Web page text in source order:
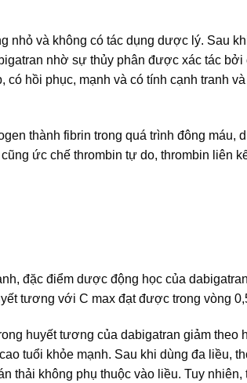
nhỏ và không có tác dụng dược lý. Sau
nhờ sự thủy phân được xác tác
hồi phục, mạnh và có tính cạnh tranh
thành fibrin trong quá trình đông máu,
ức chế thrombin tự do, thrombin liên
đặc điểm dược động học của
tương với C max đạt được trong vòng
huyết tương của dabigatran giảm theo
tuổi khỏe mạnh. Sau khi dùng đa liều,
thải không phụ thuộc vào liều. Tuy